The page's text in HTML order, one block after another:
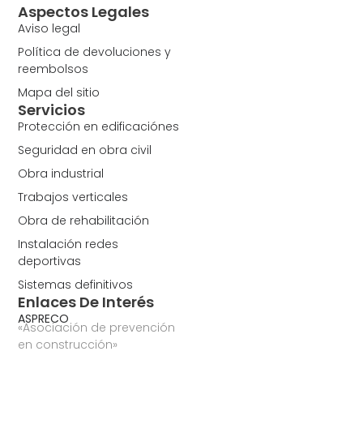
Aspectos Legales
Aviso legal
Política de devoluciones y
reembolsos
Mapa del sitio
Servicios
Protección en edificaciónes
Seguridad en obra civil
Obra industrial
Trabajos verticales
Obra de rehabilitación
Instalación redes
deportivas
Sistemas definitivos
Enlaces De Interés
ASPRECO
«Asociación de prevención
en construcción»